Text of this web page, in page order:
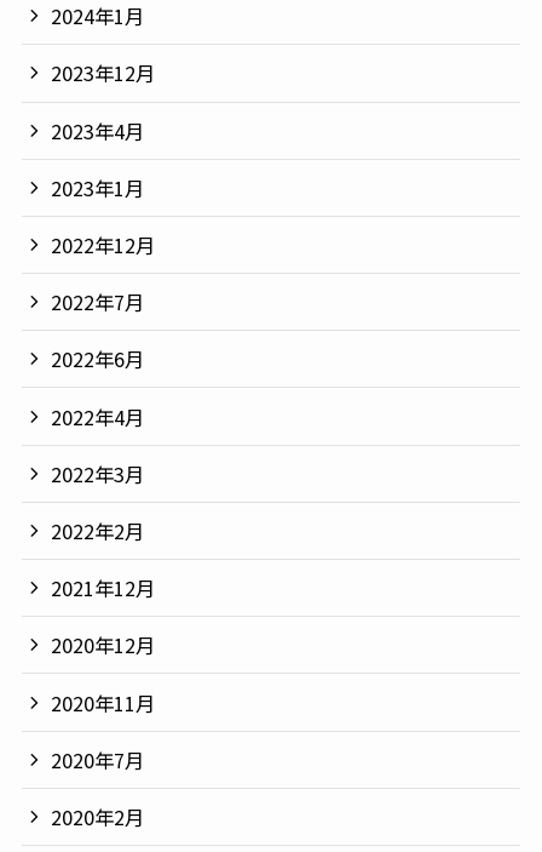
2024年1月
2023年12月
2023年4月
2023年1月
2022年12月
2022年7月
2022年6月
2022年4月
2022年3月
2022年2月
2021年12月
2020年12月
2020年11月
2020年7月
2020年2月